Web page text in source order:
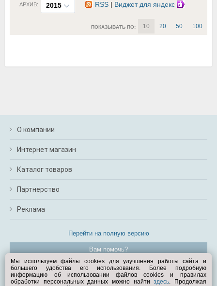
2015
АРХИВ: RSS | Виджет для яндекс
ПОКАЗЫВАТЬ ПО: 10 20 50 100
О компании
Интернет магазин
Каталог товаров
Партнерство
Реклама
Перейти на полную версию
Вам помочь?
© Exist.ru 1998—2026
Мы используем файлы cookies для улучшения работы сайта и
большего удобства его использования. Более подробную
информацию об использовании файлов cookies и правилах
обработки персональных данных можно найтиздесь. Продолжая